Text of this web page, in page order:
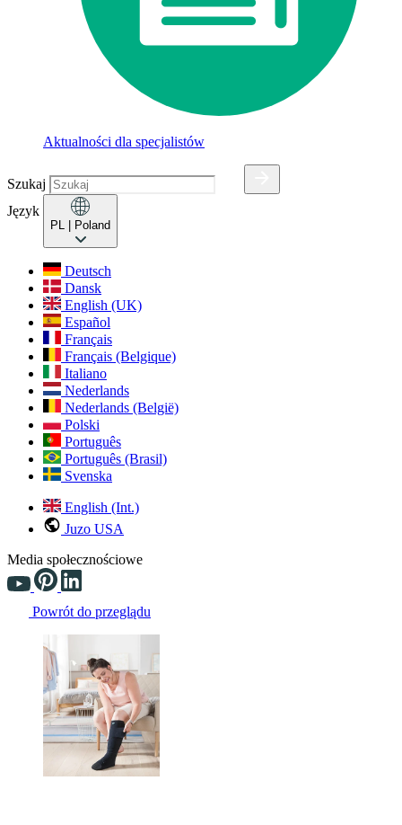
Aktualności dla specjalistów
Szukaj
Język
PL | Poland
Deutsch
Dansk
English (UK)
Español
Français
Français (Belgique)
Italiano
Nederlands
Nederlands (België)
Polski
Português
Português (Brasil)
Svenska
English (Int.)
Juzo USA
Media społecznościowe
Powrót do przeglądu